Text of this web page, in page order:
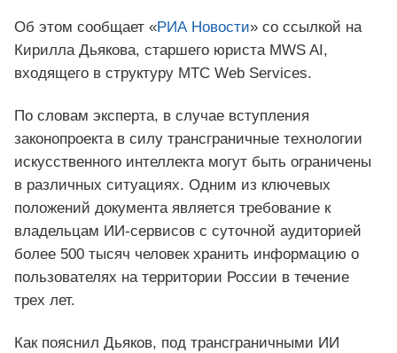
Об этом сообщает «РИА Новости» со ссылкой на
Кирилла Дьякова, старшего юриста MWS AI,
входящего в структуру МТС Web Services.
По словам эксперта, в случае вступления
законопроекта в силу трансграничные технологии
искусственного интеллекта могут быть ограничены
в различных ситуациях. Одним из ключевых
положений документа является требование к
владельцам ИИ-сервисов с суточной аудиторией
более 500 тысяч человек хранить информацию о
пользователях на территории России в течение
трех лет.
Как пояснил Дьяков, под трансграничными ИИ